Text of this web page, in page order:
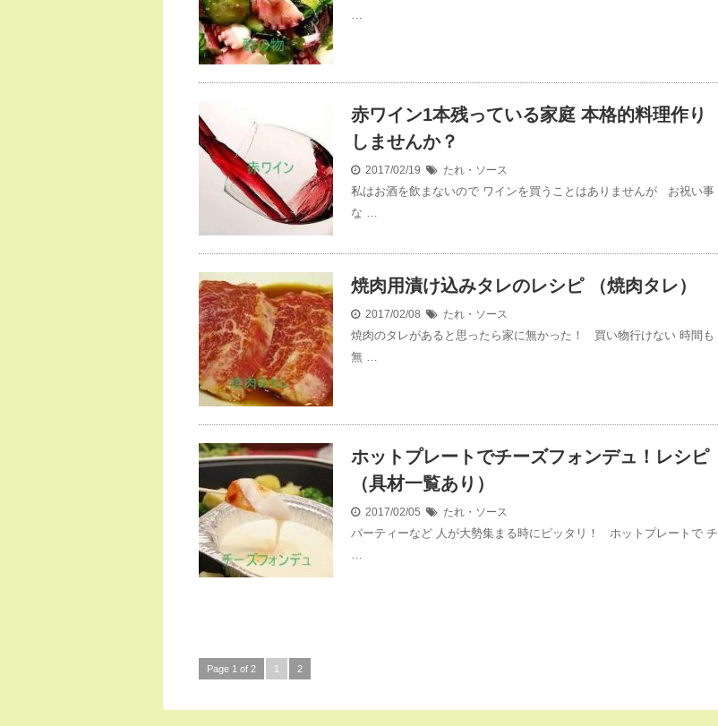
…
赤ワイン1本残っている家庭 本格的料理作り
しませんか？
2017/02/19 たれ・ソース
私はお酒を飲まないので ワインを買うことはありませんが お祝い事
な …
焼肉用漬け込みタレのレシピ （焼肉タレ）
2017/02/08 たれ・ソース
焼肉のタレがあると思ったら家に無かった！ 買い物行けない 時間も
無 …
ホットプレートでチーズフォンデュ！レシピ
（具材一覧あり）
2017/02/05 たれ・ソース
パーティーなど 人が大勢集まる時にピッタリ！ ホットプレートで チ
…
Page 1 of 2 1 2